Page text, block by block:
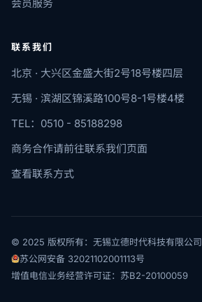
会员服务
联系我们
北京 · 大兴区金盛大街2号18号楼四层
无锡 · 滨湖区锦溪路100号8-1号楼4楼
TEL：0510 - 85188298
商务合作请前往联系我们页面
查看联系方式
© 2025 版权所有：无锡立德时代科技有限公司
苏公网安备 32021102001113号
增值电信业务经营许可证：苏B2-20100059